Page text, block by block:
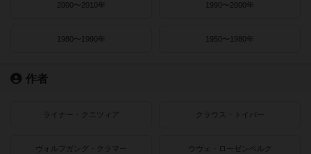
2000〜2010年 1990〜2000年
1980〜1990年 1950〜1980年
作者
ライナー・クニツィア クラウス・トイバー
ヴォルフガング・クラマー ウヴェ・ローゼンベルク